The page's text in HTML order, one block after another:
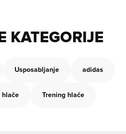
KATEGORIJE
Usposabljanje adidas
hlače Trening hlače